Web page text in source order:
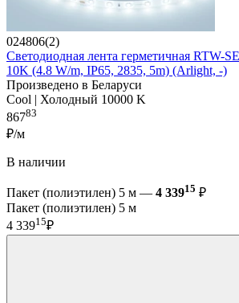
024806(2)
Светодиодная лента герметичная RTW-
10K (4.8 W/m, IP65, 2835, 5m) (Arlight, -)
Произведено в Беларуси
Cool | Холодный 10000 K
86783
₽/м
В наличии
Пакет (полиэтилен) 5 м — 4 33915 ₽
Пакет (полиэтилен) 5 м
4 33915₽